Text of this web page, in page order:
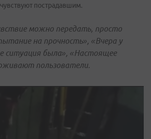
пострадавшим.
можно передать, просто
на прочность», «Вчера у
ситуация была», «Настоящее
пользователи.